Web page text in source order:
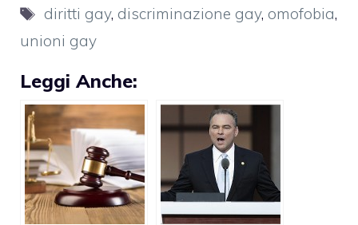
Tag
diritti gay, discriminazione gay, omofobia,
unioni gay
Leggi Anche: